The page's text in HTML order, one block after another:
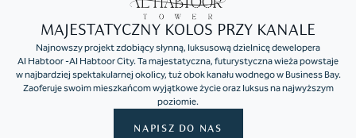
MAJESTATYCZNY KOLOS PRZY KANALE
Najnowszy projekt zdobiący słynną, luksusową dzielnicę dewelopera
Al Habtoor -Al Habtoor City. Ta majestatyczna, futurystyczna wieża powstaje
w najbardziej spektakularnej okolicy, tuż obok kanału wodnego w Business Bay.
Zaoferuje swoim mieszkańcom wyjątkowe życie oraz luksus na najwyższym
poziomie.
NAPISZ DO NAS